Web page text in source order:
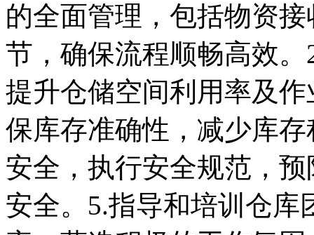
的全面管理，包括物资
节，确保流程顺畅高效
提升仓储空间利用率及
保库存准确性，减少库
安全，执行安全规范，
安全。5.指导和培训仓